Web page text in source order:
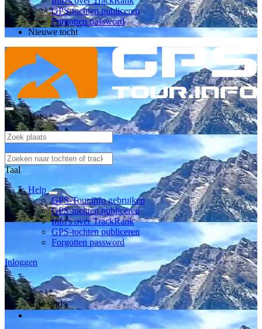
GPS-tochten publiceren
Forgotten password
Nieuwe tocht
Kies plaats
Taal
Help
GPS-Tour.info gebruiken
GPS-tochten publiceren
Info's over TrackRank
GPS-tochten publiceren
Forgotten password
Inloggen
Lid sinds